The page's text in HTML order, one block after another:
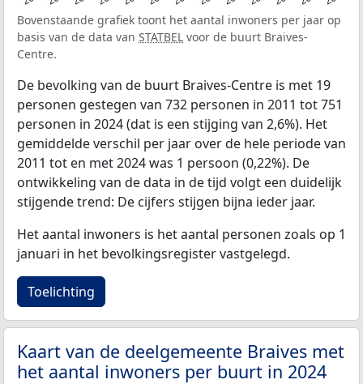
Bovenstaande grafiek toont het aantal inwoners per jaar op
basis van de data van STATBEL voor de buurt Braives-
Centre.
De bevolking van de buurt Braives-Centre is met 19
personen gestegen van 732 personen in 2011 tot 751
personen in 2024 (dat is een stijging van 2,6%). Het
gemiddelde verschil per jaar over de hele periode van
2011 tot en met 2024 was 1 persoon (0,22%). De
ontwikkeling van de data in de tijd volgt een duidelijk
stijgende trend: De cijfers stijgen bijna ieder jaar.
Het aantal inwoners is het aantal personen zoals op 1
januari in het bevolkingsregister vastgelegd.
Toelichting
Kaart van de deelgemeente Braives met
het aantal inwoners per buurt in 2024